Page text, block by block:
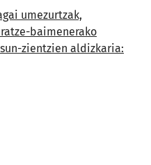
umezurtzak,
baimenerako
zientzien aldizkaria: